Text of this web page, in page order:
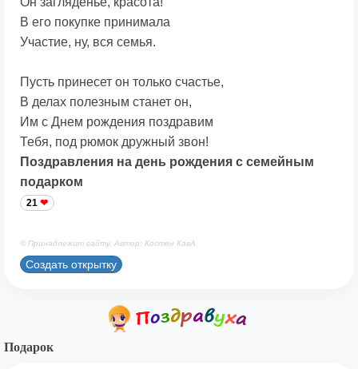
В его покупке принимала
Участие, ну, вся семья.
Пусть принесет он только счастье,
В делах полезным станет он,
Им с Днем рождения поздравим
Тебя, под рюмок дружный звон!
Поздравления на день рождения с семейным
подарком
21
© Принадлежит сайту. Автор: Костен КавА
Создать открытку
Подарок